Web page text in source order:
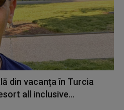
din vacanța în Turcia
all inclusive...